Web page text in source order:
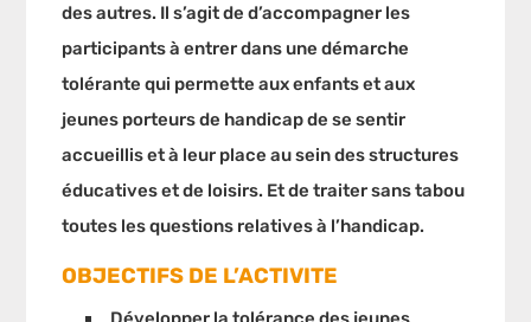
des autres. Il s’agit de d’accompagner les
participants à entrer dans une démarche
tolérante qui permette aux enfants et aux
jeunes porteurs de handicap de se sentir
accueillis et à leur place au sein des structures
éducatives et de loisirs. Et de traiter sans tabou
toutes les questions relatives à l’handicap.
OBJECTIFS DE L’ACTIVITE